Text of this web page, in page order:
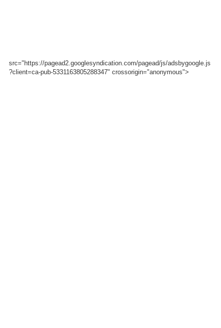
src="https://pagead2.googlesyndication.com/pagead/js/adsbygoogle.js
?client=ca-pub-5331163805288347" crossorigin="anonymous">